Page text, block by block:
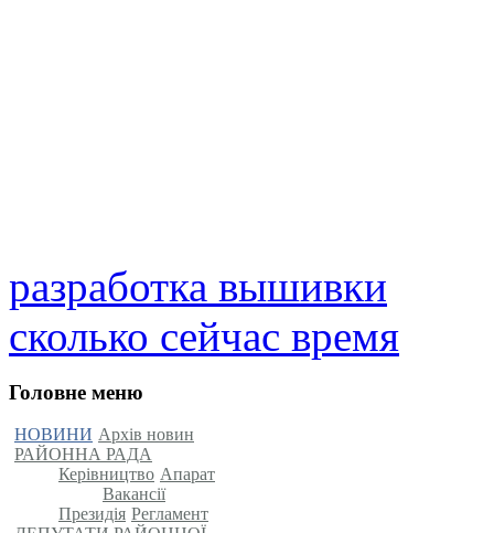
разработка вышивки
сколько сейчас время
Головне меню
НОВИНИ Архів новин
РАЙОННА РАДА
Керівництво Апарат
Вакансії
Президія Регламент